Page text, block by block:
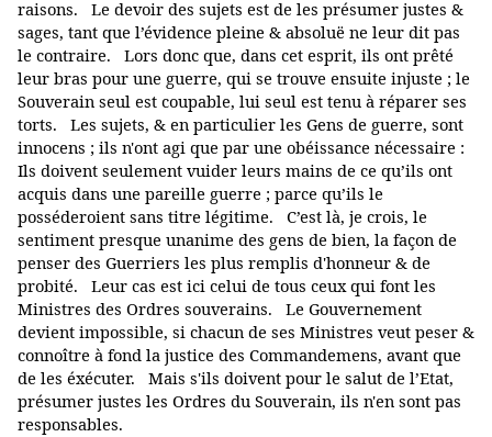
raisons. Le devoir des sujets est de les présumer justes &
sages, tant que l’évidence pleine & absoluë ne leur dit pas
le contraire. Lors donc que, dans cet esprit, ils ont prêté
leur bras pour une guerre, qui se trouve ensuite injuste ; le
Souverain seul est coupable, lui seul est tenu à réparer ses
torts. Les sujets, & en particulier les Gens de guerre, sont
innocens ; ils n'ont agi que par une obéissance nécessaire :
Ils doivent seulement vuider leurs mains de ce qu’ils ont
acquis dans une pareille guerre ; parce qu’ils le
posséderoient sans titre légitime. C’est là, je crois, le
sentiment presque unanime des gens de bien, la façon de
penser des Guerriers les plus remplis d'honneur & de
probité. Leur cas est ici celui de tous ceux qui font les
Ministres des Ordres souverains. Le Gouvernement
devient impossible, si chacun de ses Ministres veut peser &
connoître à fond la justice des Commandemens, avant que
de les éxécuter. Mais s'ils doivent pour le salut de l’Etat,
présumer justes les Ordres du Souverain, ils n'en sont pas
responsables.